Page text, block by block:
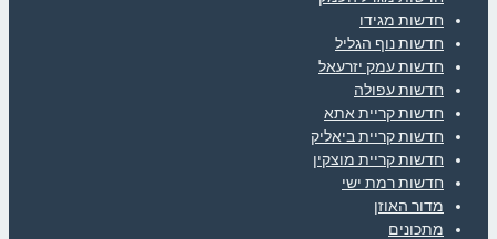
חדשות מגידו
חדשות נוף הגליל
חדשות עמק יזרעאל
חדשות עפולה
חדשות קריית אתא
חדשות קריית ביאליק
חדשות קריית מוצקין
חדשות רמת ישי
מדור האוזן
מתכונים